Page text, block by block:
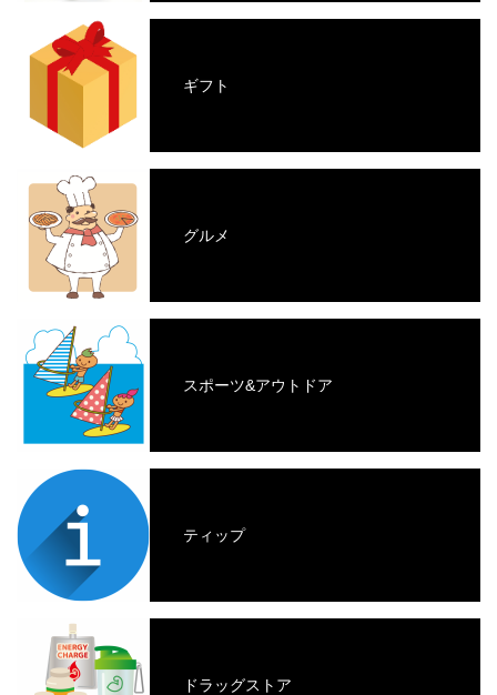
ギフト
グルメ
スポーツ&アウトドア
ティップ
ドラッグストア